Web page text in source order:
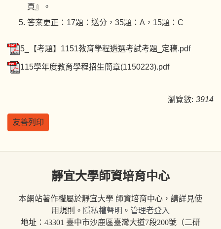
頁』。
答案更正：17題：送分，35題：A，15題：C
5_【考題】1151教育學程遴選考試考題_定稿.pdf
115學年度教育學程招生簡章(1150223).pdf
瀏覽數: 3914
友善列印
靜宜大學師資培育中心
本網站著作權屬於靜宜大學 師資培育中心，請詳見使
用規則。 隱私權聲明 。 管理者登入
地址：43301 臺中市沙鹿區臺灣大道7段200號（二研